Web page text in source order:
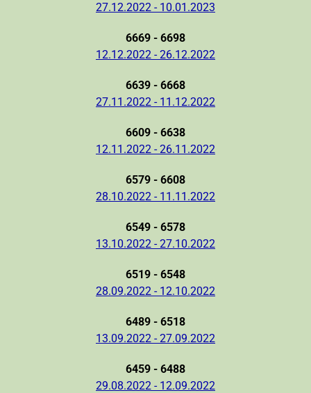
27.12.2022 - 10.01.2023
6669 - 6698
12.12.2022 - 26.12.2022
6639 - 6668
27.11.2022 - 11.12.2022
6609 - 6638
12.11.2022 - 26.11.2022
6579 - 6608
28.10.2022 - 11.11.2022
6549 - 6578
13.10.2022 - 27.10.2022
6519 - 6548
28.09.2022 - 12.10.2022
6489 - 6518
13.09.2022 - 27.09.2022
6459 - 6488
29.08.2022 - 12.09.2022